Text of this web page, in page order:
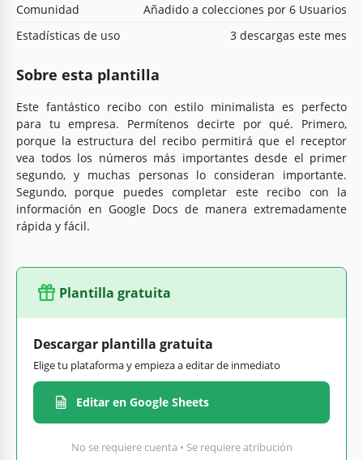
Comunidad
Añadido a colecciones por 6 Usuarios
Estadísticas de uso
3 descargas este mes
Sobre esta plantilla
Este fantástico recibo con estilo minimalista es perfecto
para tu empresa. Permítenos decirte por qué. Primero,
porque la estructura del recibo permitirá que el receptor
vea todos los números más importantes desde el primer
segundo, y muchas personas lo consideran importante.
Segundo, porque puedes completar este recibo con la
información en Google Docs de manera extremadamente
rápida y fácil.
Plantilla gratuita
Descargar plantilla gratuita
Elige tu plataforma y empieza a editar de inmediato
Editar en Google Sheets
No se requiere cuenta • Se requiere atribución